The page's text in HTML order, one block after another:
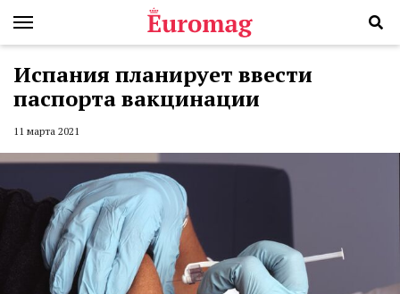
Испания планирует ввести
паспорта вакцинации
11 марта 2021